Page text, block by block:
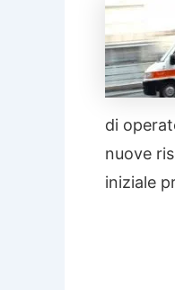
di
nuove
iniziale